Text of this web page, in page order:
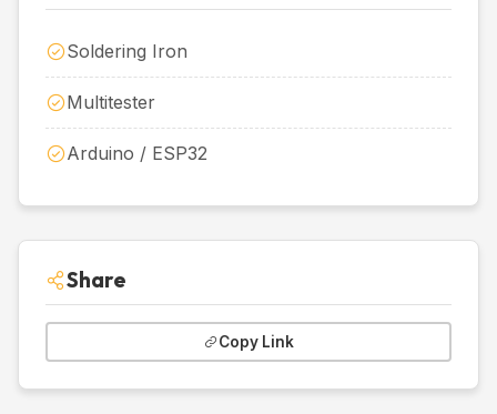
Soldering Iron
Multitester
Arduino / ESP32
Share
Copy Link